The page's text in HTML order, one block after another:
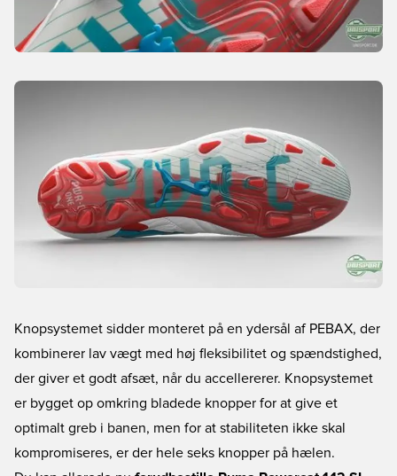
Knopsystemet sidder monteret på en ydersål af PEBAX, der
kombinerer lav vægt med høj fleksibilitet og spændstighed,
der giver et godt afsæt, når du accellererer. Knopsystemet
er bygget op omkring bladede knopper for at give et
optimalt greb i banen, men for at stabiliteten ikke skal
kompromiseres, er der hele seks knopper på hælen.